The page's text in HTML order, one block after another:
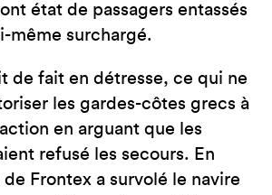
état de passagers entassés
même surchargé.
de fait en détresse, ce qui ne
les gardes-côtes grecs à
en arguant que les
refusé les secours. En
Frontex a survolé le navire